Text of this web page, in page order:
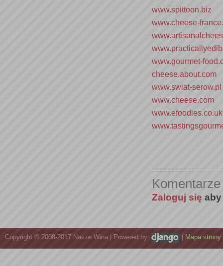
www.spittoon.biz
www.cheese-
www.gourmet-
cheese.about.com
www.swiat-serow.pl
www.cheese.com
www.efoodies.co.uk
Komentarze
Zaloguj się
Copyright © 2008-2017 Nasze Wina | Powered by: Mapa strony